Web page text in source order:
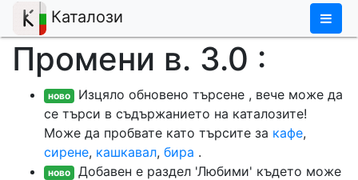
Каталози
×
Промени в. 3.0 :
ново Изцяло обновено търсене , вече може да
се търси в съдържанието на каталозите!
Може да пробвате като търсите за кафе,
сирене, кашкавал, бира .
ново Добавен е раздел 'Любими' където може